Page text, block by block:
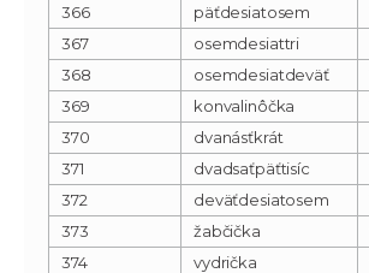
366
päťdesiatosem
367
osemdesiattri
368
osemdesiatdeväť
369
konvalinôčka
370
dvanásťkrát
371
dvadsaťpäťtisíc
372
deväťdesiatosem
373
žabčička
374
vydrička